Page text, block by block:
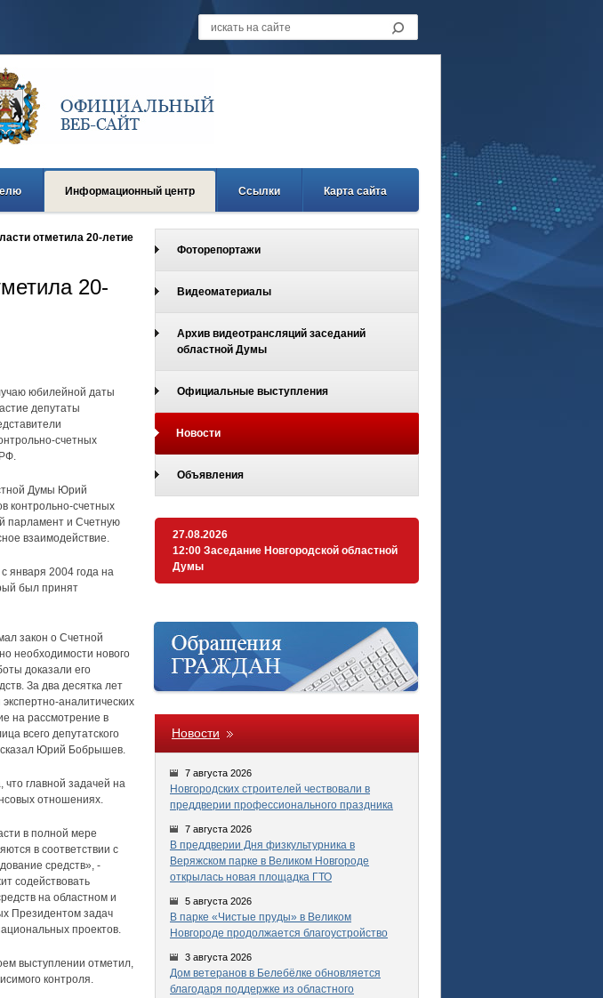
Информационный центр Ссылки Карта сайта
Фоторепортажи
Видеоматериалы
Архив видеотрансляций заседаний
областной Думы
Официальные выступления
Новости
Объявления
27.08.2026
12:00 Заседание Новгородской областной
Думы
Новости
7 августа 2026
Новгородских строителей чествовали в
преддверии профессионального праздника
7 августа 2026
В преддверии Дня физкультурника в
Веряжском парке в Великом Новгороде
открылась новая площадка ГТО
5 августа 2026
В парке «Чистые пруды» в Великом
Новгороде продолжается благоустройство
3 августа 2026
Дом ветеранов в Белебёлке обновляется
благодаря поддержке из областного
отметила 20-летие
20-
юбилейной даты
депутаты
счетных
Думы Юрий
контрольно-счетных
парламент и Счетную
взаимодействие.
января 2004 года на
был принят
закон о Счетной
необходимости нового
доказали его
За два десятка лет
аналитических
на рассмотрение в
всего депутатского
сказал Юрий Бобрышев.
главной задачей на
отношениях.
в полной мере
в соответствии с
средств», -
содействовать
на областном и
Президентом задач
проектов.
выступлении отметил,
контроля.